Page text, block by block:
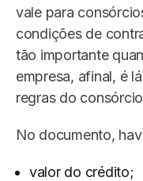
vale para
condições de
tão importante
empresa, afinal, é
regras do
No documento,
valor do crédito;